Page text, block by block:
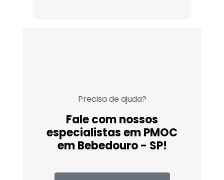
Precisa de ajuda?
Fale com nossos
especialistas em PMOC
em Bebedouro - SP!